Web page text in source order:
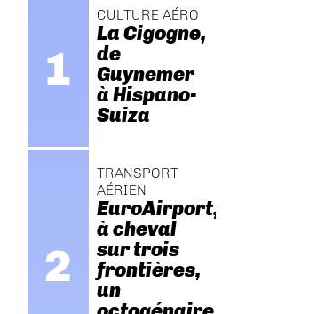
CULTURE AÉRO
La Cigogne,
de
Guynemer
à Hispano-
Suiza
TRANSPORT
AÉRIEN
EuroAirport,
à cheval
sur trois
frontières,
un